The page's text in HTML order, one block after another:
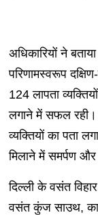
अधिकारियों ने
परिणामस्वरूप
124 लापता
लगाने में सफल
व्यक्तियों का पता
मिलाने में समर्पण और
दिल्ली के वसंत
वसंत कुंज साउथ,